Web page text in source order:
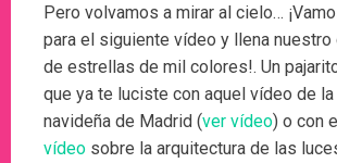
Pero volvamos a mirar al cielo…
para el siguiente vídeo y llena nuestro
de estrellas de mil colores!. Un
que ya te luciste con aquel vídeo de
navideña de Madrid (ver vídeo) o con
vídeo sobre la arquitectura de las